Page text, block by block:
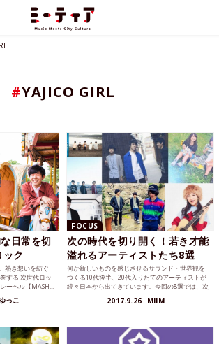
#YAJICO GIRL
日常を切
ク
熱き想いを紡ぐ
する 次世代ロッ
ーベル【MASH...
っこ
FOCUS
次の時代を切り開く！若き才能
溢れるアーティストたち8選
何か新しいものを感じさせるサウンド・世界観を
つくる10代後半、20代入りたてのアーティストが
続々日本から出てきています。今回の8選では、次
ティストたちをご紹介します。
2017.9.26 MIIM